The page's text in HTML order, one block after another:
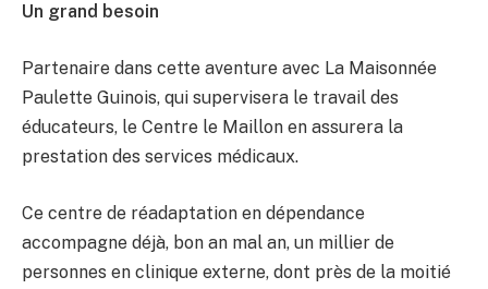
Un grand besoin
Partenaire dans cette aventure avec La Maisonnée
Paulette Guinois, qui supervisera le travail des
éducateurs, le Centre le Maillon en assurera la
prestation des services médicaux.
Ce centre de réadaptation en dépendance
accompagne déjà, bon an mal an, un millier de
personnes en clinique externe, dont près de la moitié